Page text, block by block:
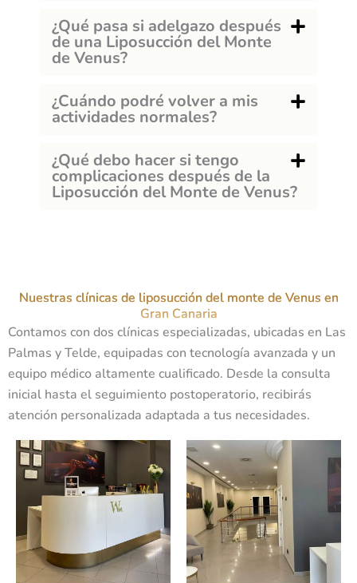
¿Qué pasa si adelgazo después
de una Liposucción del Monte
de Venus?
¿Cuándo podré volver a mis
actividades normales?
¿Qué debo hacer si tengo
complicaciones después de la
Liposucción del Monte de Venus?
Nuestras clínicas de liposucción del monte de Venus en
Gran Canaria
Contamos con dos clínicas especializadas, ubicadas en Las
Palmas y Telde, equipadas con tecnología avanzada y un
equipo médico altamente cualificado. Desde la consulta
inicial hasta el seguimiento postoperatorio, recibirás
atención personalizada adaptada a tus necesidades.